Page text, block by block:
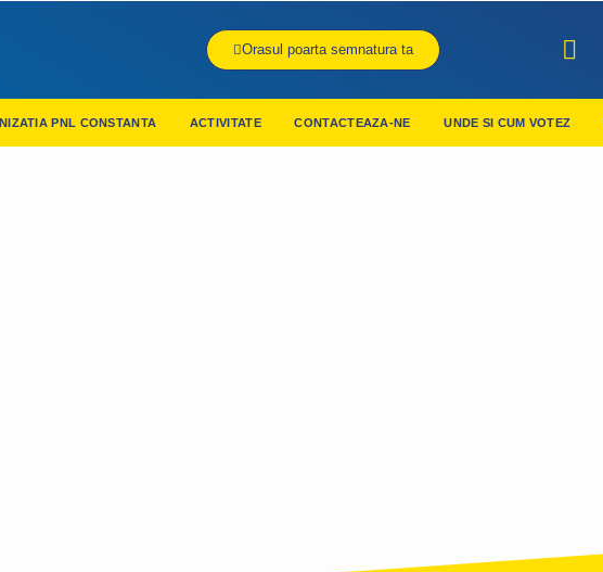
Orasul poarta semnatura ta
PNL CONSTANTA ACTIVITATE CONTACTEAZA-NE UNDE SI CUM VOTEZ